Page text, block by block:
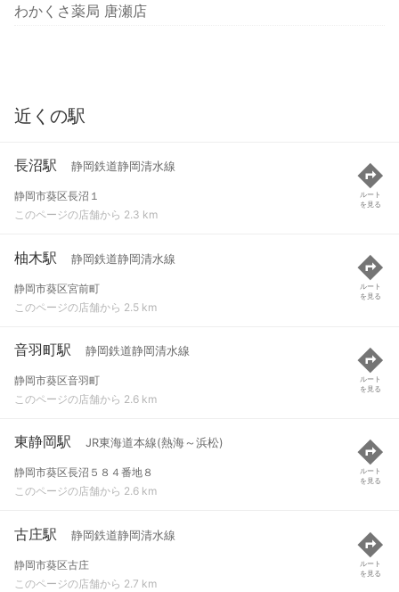
わかくさ薬局 唐瀬店
近くの駅
長沼駅 静岡鉄道静岡清水線
静岡市葵区長沼１
このページの店舗から 2.3 km
ルート
を見る
柚木駅 静岡鉄道静岡清水線
静岡市葵区宮前町
このページの店舗から 2.5 km
ルート
を見る
音羽町駅 静岡鉄道静岡清水線
静岡市葵区音羽町
このページの店舗から 2.6 km
ルート
を見る
東静岡駅 JR東海道本線(熱海～浜松)
静岡市葵区長沼５８４番地８
このページの店舗から 2.6 km
ルート
を見る
古庄駅 静岡鉄道静岡清水線
静岡市葵区古庄
このページの店舗から 2.7 km
ルート
を見る